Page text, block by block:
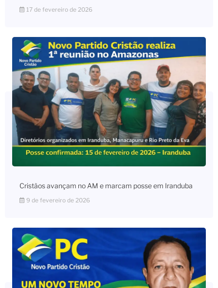
17 de fevereiro de 2026
Cristãos avançam no AM e marcam posse em Iranduba
9 de fevereiro de 2026